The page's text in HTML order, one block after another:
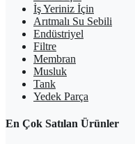
İş Yeriniz İçin
Arıtmalı Su Sebili
Endüstriyel
Filtre
Membran
Musluk
Tank
Yedek Parça
En Çok Satılan Ürünler